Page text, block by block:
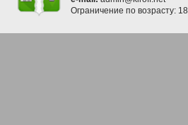
Ограничение по возрасту: